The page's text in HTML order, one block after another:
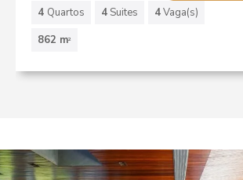
4 Quartos 4 Suites 4Vaga(s)
862 m2